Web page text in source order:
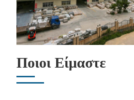
Ποιοι Είμαστε